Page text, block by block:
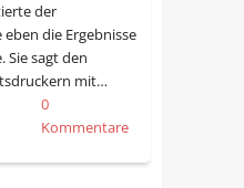
der
die Ergebnisse
Sie sagt den
mit…
0
Kommentare